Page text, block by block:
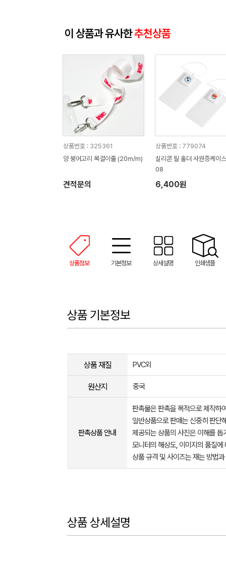
이 상품과 유사한추천상품
상품번호 : 325361
양 붕어고리 목걸이줄 (20m/m)
견적문의
상품번호 : 779074
실리콘 릴 홀더 사원증케이
08
6,400원
상품정보 기본정보 상세설명 인쇄샘플
상품 기본정보
상품 재질 PVC외
원산지 중국
판촉상품 안내
판촉물은 판촉을 목적으로 제작하
일반상품으로 판매는 신중히 판단
제공되는 상품의 사진은 이해를
모니터의 해상도, 이미지의 품질
상품 규격 및 사이즈는 재는 방법
상품 상세설명